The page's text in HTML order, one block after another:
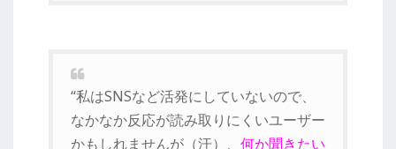
“私はSNSなど活発にしていないので、
なかなか反応が読み取りにくいユーザー
かもしれませんが（汗）、 何か聞きたい